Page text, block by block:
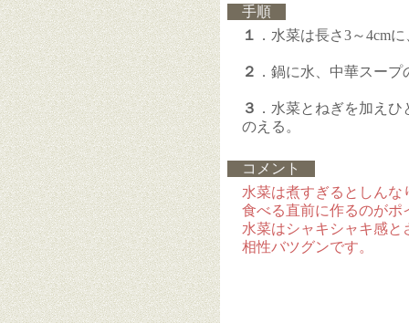
手順
１ ．水菜は長さ3～4cm
２ ．鍋に水、中華スー
３ ．水菜とねぎを加え
のえる。
コメント
水菜は煮すぎるとしんな
食べる直前に作るのがポ
水菜はシャキシャキ感と
相性バツグンです。